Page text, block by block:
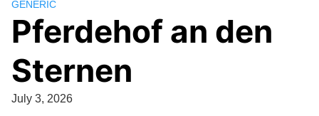
GENERIC
Pferdehof an den
Sternen
July 3, 2026